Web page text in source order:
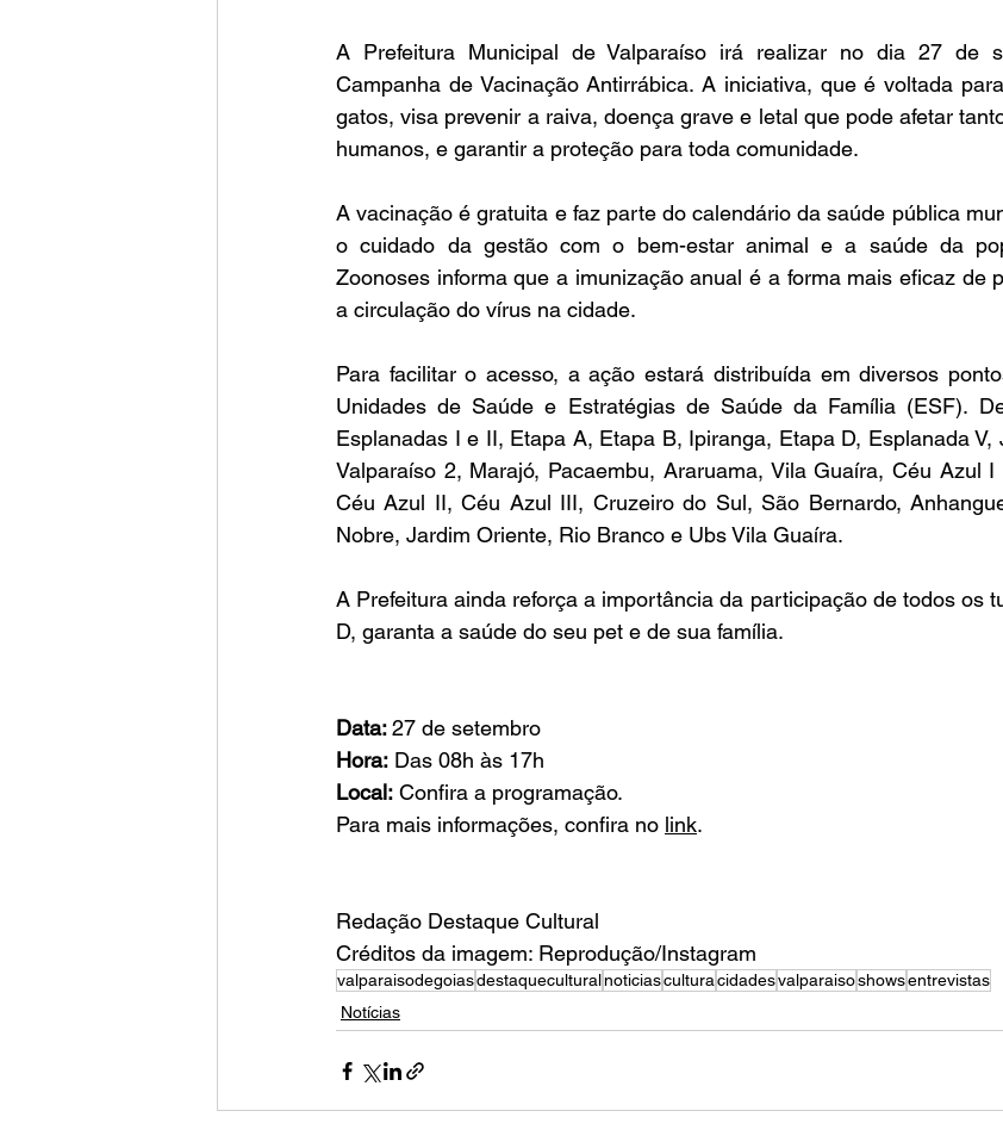
A Prefeitura Municipal de Valparaíso irá realizar no dia 27 de
Campanha de Vacinação Antirrábica. A iniciativa, que é voltada
gatos, visa prevenir a raiva, doença grave e letal que pode afetar
humanos, e garantir a proteção para toda comunidade.
A vacinação é gratuita e faz parte do calendário da saúde pública
o cuidado da gestão com o bem-estar animal e a saúde da
Zoonoses informa que a imunização anual é a forma mais eficaz de
a circulação do vírus na cidade.
Para facilitar o acesso, a ação estará distribuída em diversos
Unidades de Saúde e Estratégias de Saúde da Família (ESF).
Esplanadas I e II, Etapa A, Etapa B, Ipiranga, Etapa D, Esplanada V,
Valparaíso 2, Marajó, Pacaembu, Araruama, Vila Guaíra, Céu Azul
Céu Azul II, Céu Azul III, Cruzeiro do Sul, São Bernardo,
Nobre, Jardim Oriente, Rio Branco e Ubs Vila Guaíra.
A Prefeitura ainda reforça a importância da participação de todos os
D, garanta a saúde do seu pet e de sua família.
Data: 27 de setembro
Hora: Das 08h às 17h
Local: Confira a programação.
Para mais informações, confira no link.
Redação Destaque Cultural
Créditos da imagem: Reprodução/Instagram
valparaisodegoiasdestaqueculturalnoticiasculturacidadesvalparaisoshowsentrevistas
Notícias